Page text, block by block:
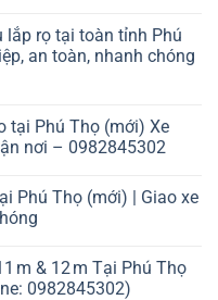
lắp rọ tại toàn tỉnh Phú
an toàn, nhanh chóng
tại Phú Thọ (mới) Xe
nơi – 0982845302
Phú Thọ (mới) | Giao xe
m & 12 m Tại Phú Thọ
0982845302)